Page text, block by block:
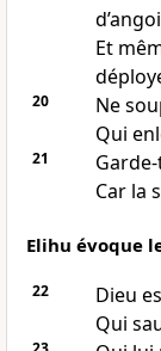
Et
20
Ne
Qui
21
Car la
Elihu évoque
22
Dieu
Qui